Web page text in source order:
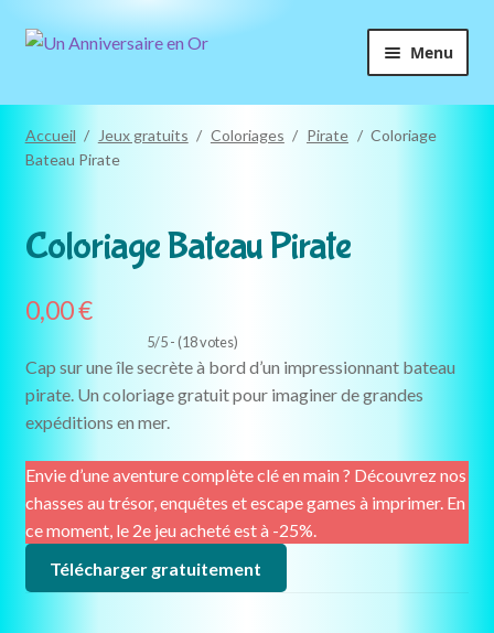
Aller
Aller
Menu
Accueil / Jeux gratuits / Coloriages / Pirate / Coloriage
Bateau Pirate
GRATUIT
Coloriage Bateau Pirate
0,00€
5/5 - (18 votes)
Cap sur une île secrète à bord d’un impressionnant bateau
pirate. Un coloriage gratuit pour imaginer de grandes
expéditions en mer.
Envie d’une aventure complète clé en main ? Découvrez nos
chasses au trésor, enquêtes et escape games à imprimer. En
ce moment, le 2e jeu acheté est à -25%.
Télécharger gratuitement